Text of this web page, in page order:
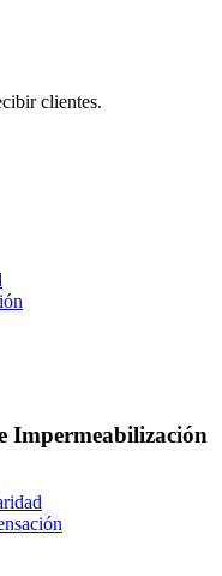
clientes.
Impermeabilización